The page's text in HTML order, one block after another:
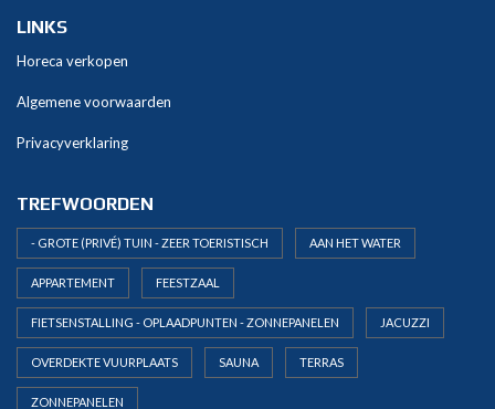
v
e
LINKS
Horeca verkopen
Algemene voorwaarden
Privacyverklaring
TREFWOORDEN
- GROTE (PRIVÉ) TUIN - ZEER TOERISTISCH AAN HET WATER
APPARTEMENT FEESTZAAL
FIETSENSTALLING - OPLAADPUNTEN - ZONNEPANELEN JACUZZI
OVERDEKTE VUURPLAATS SAUNA TERRAS
ZONNEPANELEN